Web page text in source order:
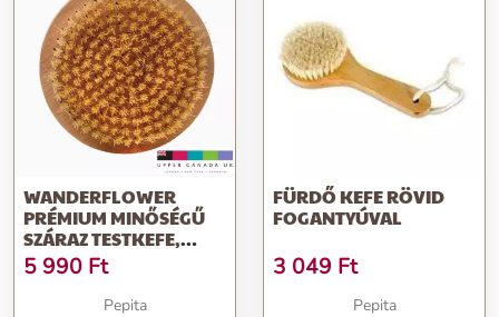
WANDERFLOWER
PRÉMIUM MINŐSÉGŰ
SZÁRAZ TESTKEFE,
TERMÉSZETES
BAMBUS...
5 990 Ft
Pepita
FÜRDŐ KEFE RÖVID
FOGANTYÚVAL
3 049 Ft
Pepita